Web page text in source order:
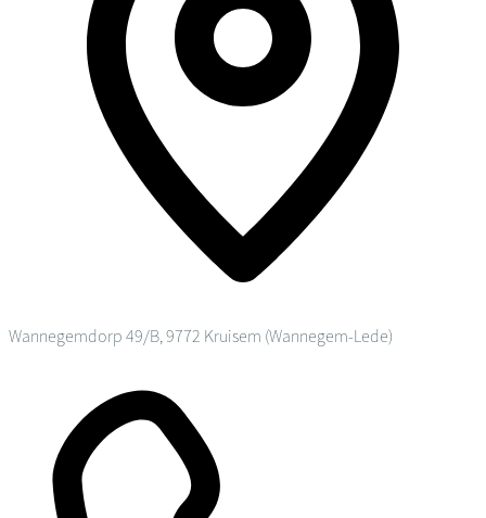
Wannegemdorp 49/B, 9772 Kruisem (Wannegem-Lede)